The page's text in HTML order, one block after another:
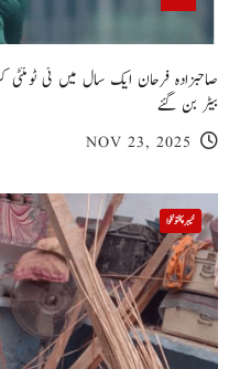
بیٹر بن گئے
NOV 23, 2025
خیبر پختونخوا